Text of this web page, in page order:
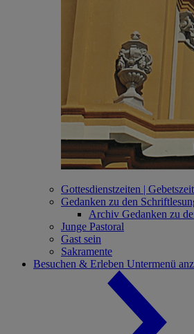
Gottesdienstzeiten |
Gedanken zu den
Archiv Gedanken zu
Junge Pastoral
Gast sein
Sakramente
Besuchen & Erleben Untermenü